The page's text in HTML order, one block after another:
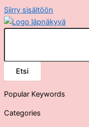
Siirry sisältöön
Etsi
Popular Keywords
Categories